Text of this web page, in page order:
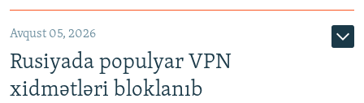
Avqust 05, 2026
Rusiyada populyar VPN
xidmətləri bloklanıb